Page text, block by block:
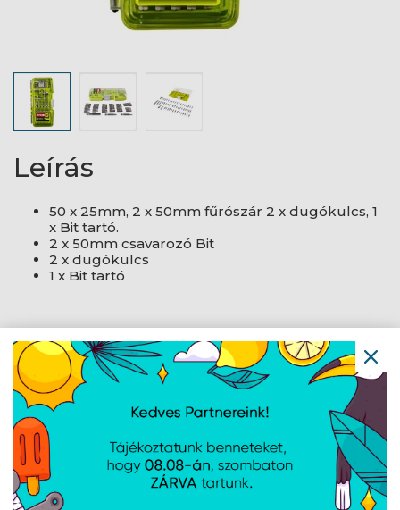
Leírás
50 x 25mm, 2 x 50mm fűrószár 2 x dugókulcs, 1
x Bit tartó.
2 x 50mm csavarozó Bit
2 x dugókulcs
1 x Bit tartó
Navigáció
Hírek
Újdonságok
Kapcsolat